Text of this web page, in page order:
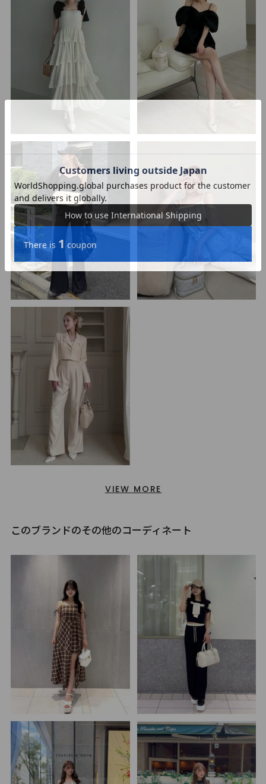
VIEW MORE
このブランドのその他のコーディネート